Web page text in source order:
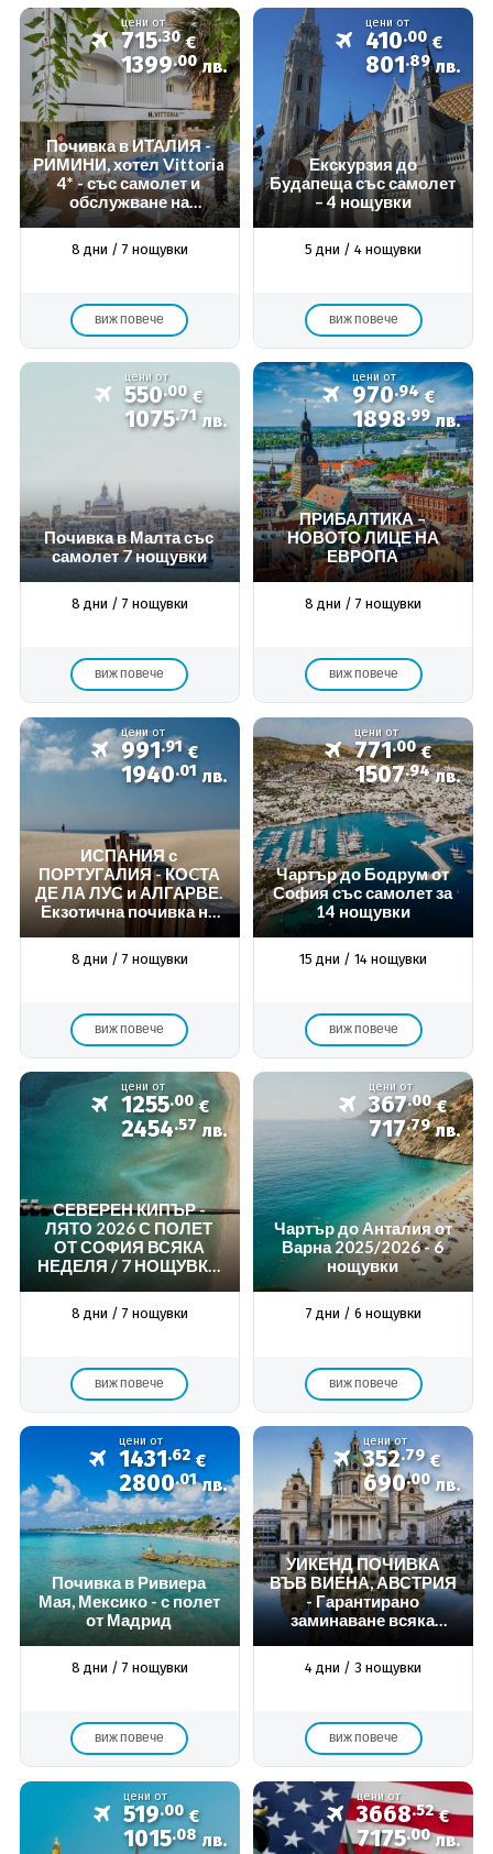
цени от
715.30 €
1399.00 лв.
Почивка в ИТАЛИЯ -
РИМИНИ, хотел Vittoria
4* - със самолет и
обслужване на
български език!
Специална
ваканционна програма
места!
8 дни / 7 нощувки
виж повече
цени от
410.00 €
801.89 лв.
Екскурзия до
Будапеща със самолет
– 4 нощувки
5 дни / 4 нощувки
виж повече
цени от
550.00 €
1075.71 лв.
Почивка в Малта със
самолет 7 нощувки
8 дни / 7 нощувки
виж повече
цени от
970.94 €
1898.99 лв.
ПРИБАЛТИКА –
НОВОТО ЛИЦЕ НА
ЕВРОПА
8 дни / 7 нощувки
виж повече
цени от
991.91 €
1940.01 лв.
ИСПАНИЯ с
ПОРТУГАЛИЯ - КОCТА
ДЕ ЛА ЛУС и АЛГАРВЕ.
Екзотична почивка на
най-хубавите плажове
в Европа
8 дни / 7 нощувки
виж повече
цени от
771.00 €
1507.94 лв.
Чартър до Бодрум от
София със самолет за
14 нощувки
15 дни / 14 нощувки
виж повече
цени от
1255.00 €
2454.57 лв.
СЕВЕРЕН КИПЪР -
ЛЯТО 2026 С ПОЛЕТ
ОТ СОФИЯ ВСЯКА
НЕДЕЛЯ / 7 НОЩУВКИ
25.10.202
8 дни / 7 нощувки
виж повече
цени от
367.00 €
717.79 лв.
Чартър до Анталия от
Варна 2025/2026 - 6
нощувки
7 дни / 6 нощувки
виж повече
цени от
1431.62 €
2800.01 лв.
Почивка в Ривиера
Мая, Мексико - с полет
от Мадрид
8 дни / 7 нощувки
виж повече
цени от
352.79 €
690.00 лв.
УИКЕНД ПОЧИВКА
ВЪВ ВИЕНА, АВСТРИЯ
- Гарантирано
заминаване всяка
ИНДИВИДУАЛНА
ПРОГРАМА
4 дни / 3 нощувки
виж повече
цени от
519.00 €
1015.08 лв.
цени от
3668.52 €
7175.00 лв.